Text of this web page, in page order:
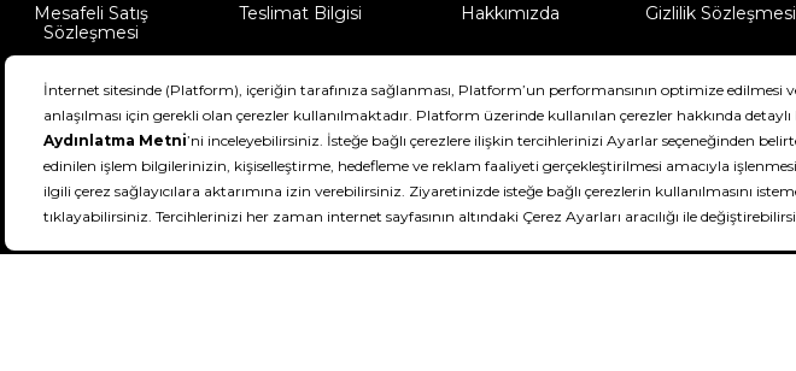
Mesafeli Satış
Sözleşmesi
Teslimat Bilgisi Hakkımızda Gizlilik Sözleşmesi
DeFactoFIT ©️ 2022-2026. Tüm hakları saklıdır.